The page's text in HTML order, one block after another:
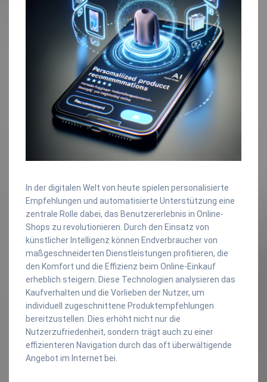
In der digitalen Welt von heute spielen personalisierte
Empfehlungen und automatisierte Unterstützung eine
zentrale Rolle dabei, das Benutzererlebnis in Online-
Shops zu revolutionieren. Durch den Einsatz von
künstlicher Intelligenz können Endverbraucher von
maßgeschneiderten Dienstleistungen profitieren, die
den Komfort und die Effizienz beim Online-Einkauf
erheblich steigern. Diese Technologien analysieren das
Kaufverhalten und die Vorlieben der Nutzer, um
individuell zugeschnittene Produktempfehlungen
bereitzustellen. Dies erhöht nicht nur die
Nutzerzufriedenheit, sondern trägt auch zu einer
effizienteren Navigation durch das oft überwältigende
Angebot im Internet bei.